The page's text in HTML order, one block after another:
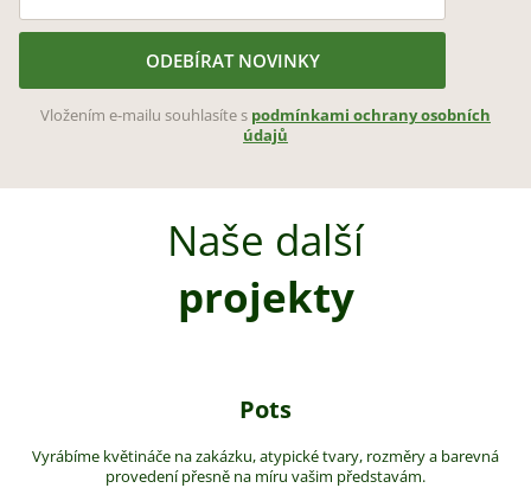
ODEBÍRAT NOVINKY
Vložením e-mailu souhlasíte s podmínkami ochrany osobních
údajů
Naše další
projekty
Pots
Vyrábíme květináče na zakázku, atypické tvary, rozměry a barevná
provedení přesně na míru vašim představám.